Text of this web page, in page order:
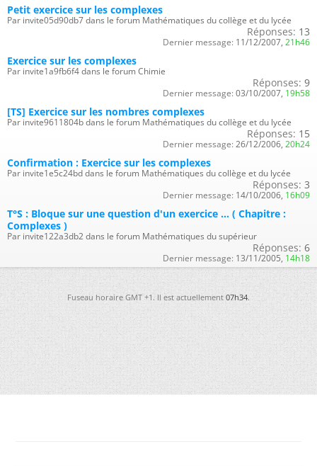
Petit exercice sur les complexes
Par invite05d90db7 dans le forum Mathématiques du collège et du lycée
Réponses: 13
Dernier message: 11/12/2007, 21h46
Exercice sur les complexes
Par invite1a9fb6f4 dans le forum Chimie
Réponses: 9
Dernier message: 03/10/2007, 19h58
[TS] Exercice sur les nombres complexes
Par invite9611804b dans le forum Mathématiques du collège et du lycée
Réponses: 15
Dernier message: 26/12/2006, 20h24
Confirmation : Exercice sur les complexes
Par invite1e5c24bd dans le forum Mathématiques du collège et du lycée
Réponses: 3
Dernier message: 14/10/2006, 16h09
T°S : Bloque sur une question d'un exercice ... ( Chapitre :
Complexes )
Par invite122a3db2 dans le forum Mathématiques du supérieur
Réponses: 6
Dernier message: 13/11/2005, 14h18
Fuseau horaire GMT +1. Il est actuellement07h34.